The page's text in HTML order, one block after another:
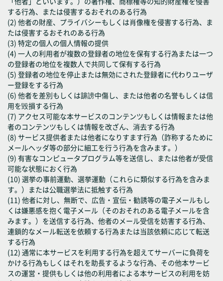
する行為、または侵害するおそれのある行為
(2) 他者の財産、プライバシーもしくは肖像権を侵害する行為、ま
たは侵害するおそれのある行為
(3) 特定の個人の個人情報の提供
(4) 一人の利用者が複数の登録者の地位を保有する行為または一つ
の登録者の地位を複数人で共同して保有する行為
(5) 登録者の地位を停止または無効にされた登録者に代わりユーザ
ー登録をする行為
(6) 他者を差別もしくは誹謗中傷し、または他者の名誉もしくは信
用を毀損する行為
(7) アクセス可能な本サービスのコンテンツもしくは情報または他
者のコンテンツもしくは情報を改ざん、消去する行為
(8) サービス提供者または他者になりすます行為（詐称するために
メールヘッダ等の部分に細工を行う行為を含みます。）
(9) 有害なコンピュータプログラム等を送信し、または他者が受信
可能な状態におく行為
(10) 選挙の事前運動、選挙運動（これらに類似する行為を含みま
す。）または公職選挙法に抵触する行為
(11) 他者に対し、無断で、広告・宣伝・勧誘等の電子メールもし
くは嫌悪感を抱く電子メール（そのおそれのある電子メールを含
みます。）を送信する行為、他者のメール受信を妨害する行為、
連鎖的なメール転送を依頼する行為または当該依頼に応じて転送
する行為
(12) 通常に本サービスを利用する行為を超えてサーバーに負荷を
かける行為もしくはそれを助長するような行為、その他本サービ
スの運営・提供もしくは他の利用者による本サービスの利用を妨